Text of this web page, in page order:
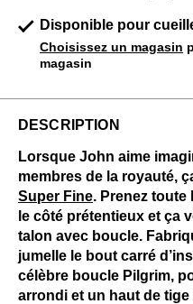
Disponible pour
Choisissez un magasin
magasin
DESCRIPTION
Lorsque John aime
membres de la royauté,
Super Fine. Prenez toute
le côté prétentieux et ça
talon avec boucle.
jumelle le bout carré
célèbre boucle Pilgrim,
arrondi et un haut de